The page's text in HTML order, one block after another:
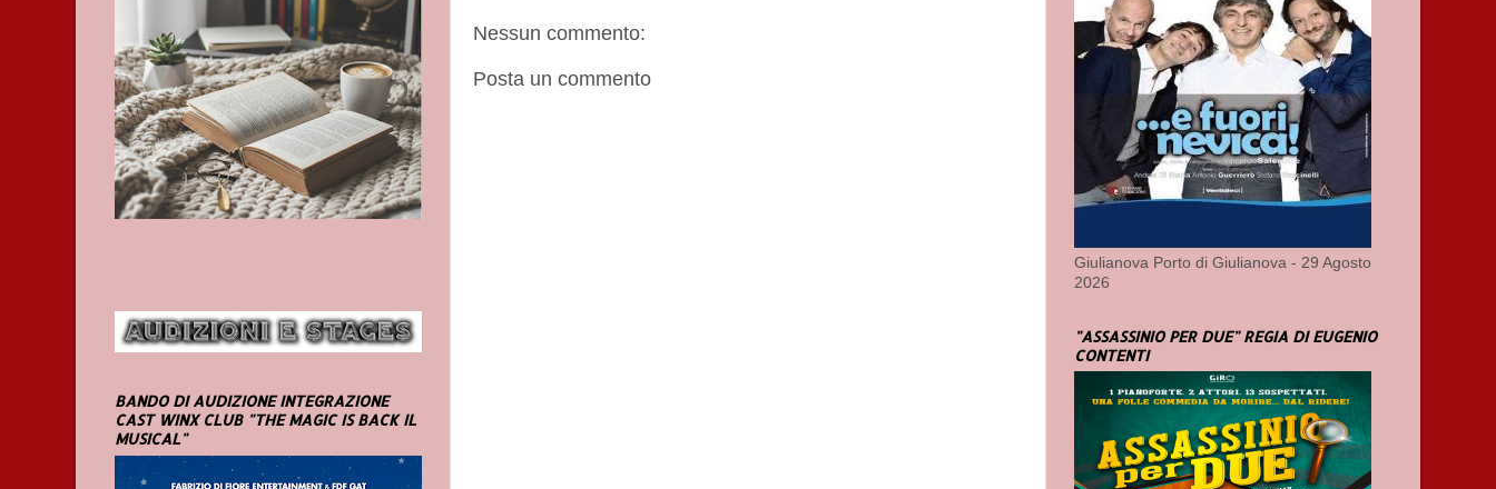
Nessun commento:
Posta un commento
BANDO DI AUDIZIONE INTEGRAZIONE
CAST WINX CLUB "THE MAGIC IS BACK IL
MUSICAL"
Giulianova Porto di Giulianova - 29 Agosto
2026
"ASSASSINIO PER DUE" REGIA DI EUGENIO
CONTENTI